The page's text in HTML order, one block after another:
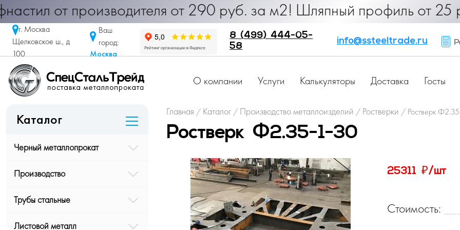
от производителя от 290 руб. за м2! Шляпный профиль
г. Москва
Щелковское ш., д
100
Ваш
город:
Москва
8 (499) 444-05-
58
info@ssteeltrade.ru
О компании Услуги Калькуляторы Доставка Госты
Каталог
Черный металлопрокат
Производство
Трубы стальные
Листовой металл
Главная / Каталог / Производство металлоизделий / Ростверки / Ростверк
Ростверк Ф2.35-1-30
25311 ₽/шт
Стоимость: